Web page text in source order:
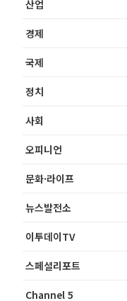
산업
경제
국제
정치
사회
오피니언
문화·라이프
뉴스발전소
이투데이TV
스페셜리포트
Channel 5